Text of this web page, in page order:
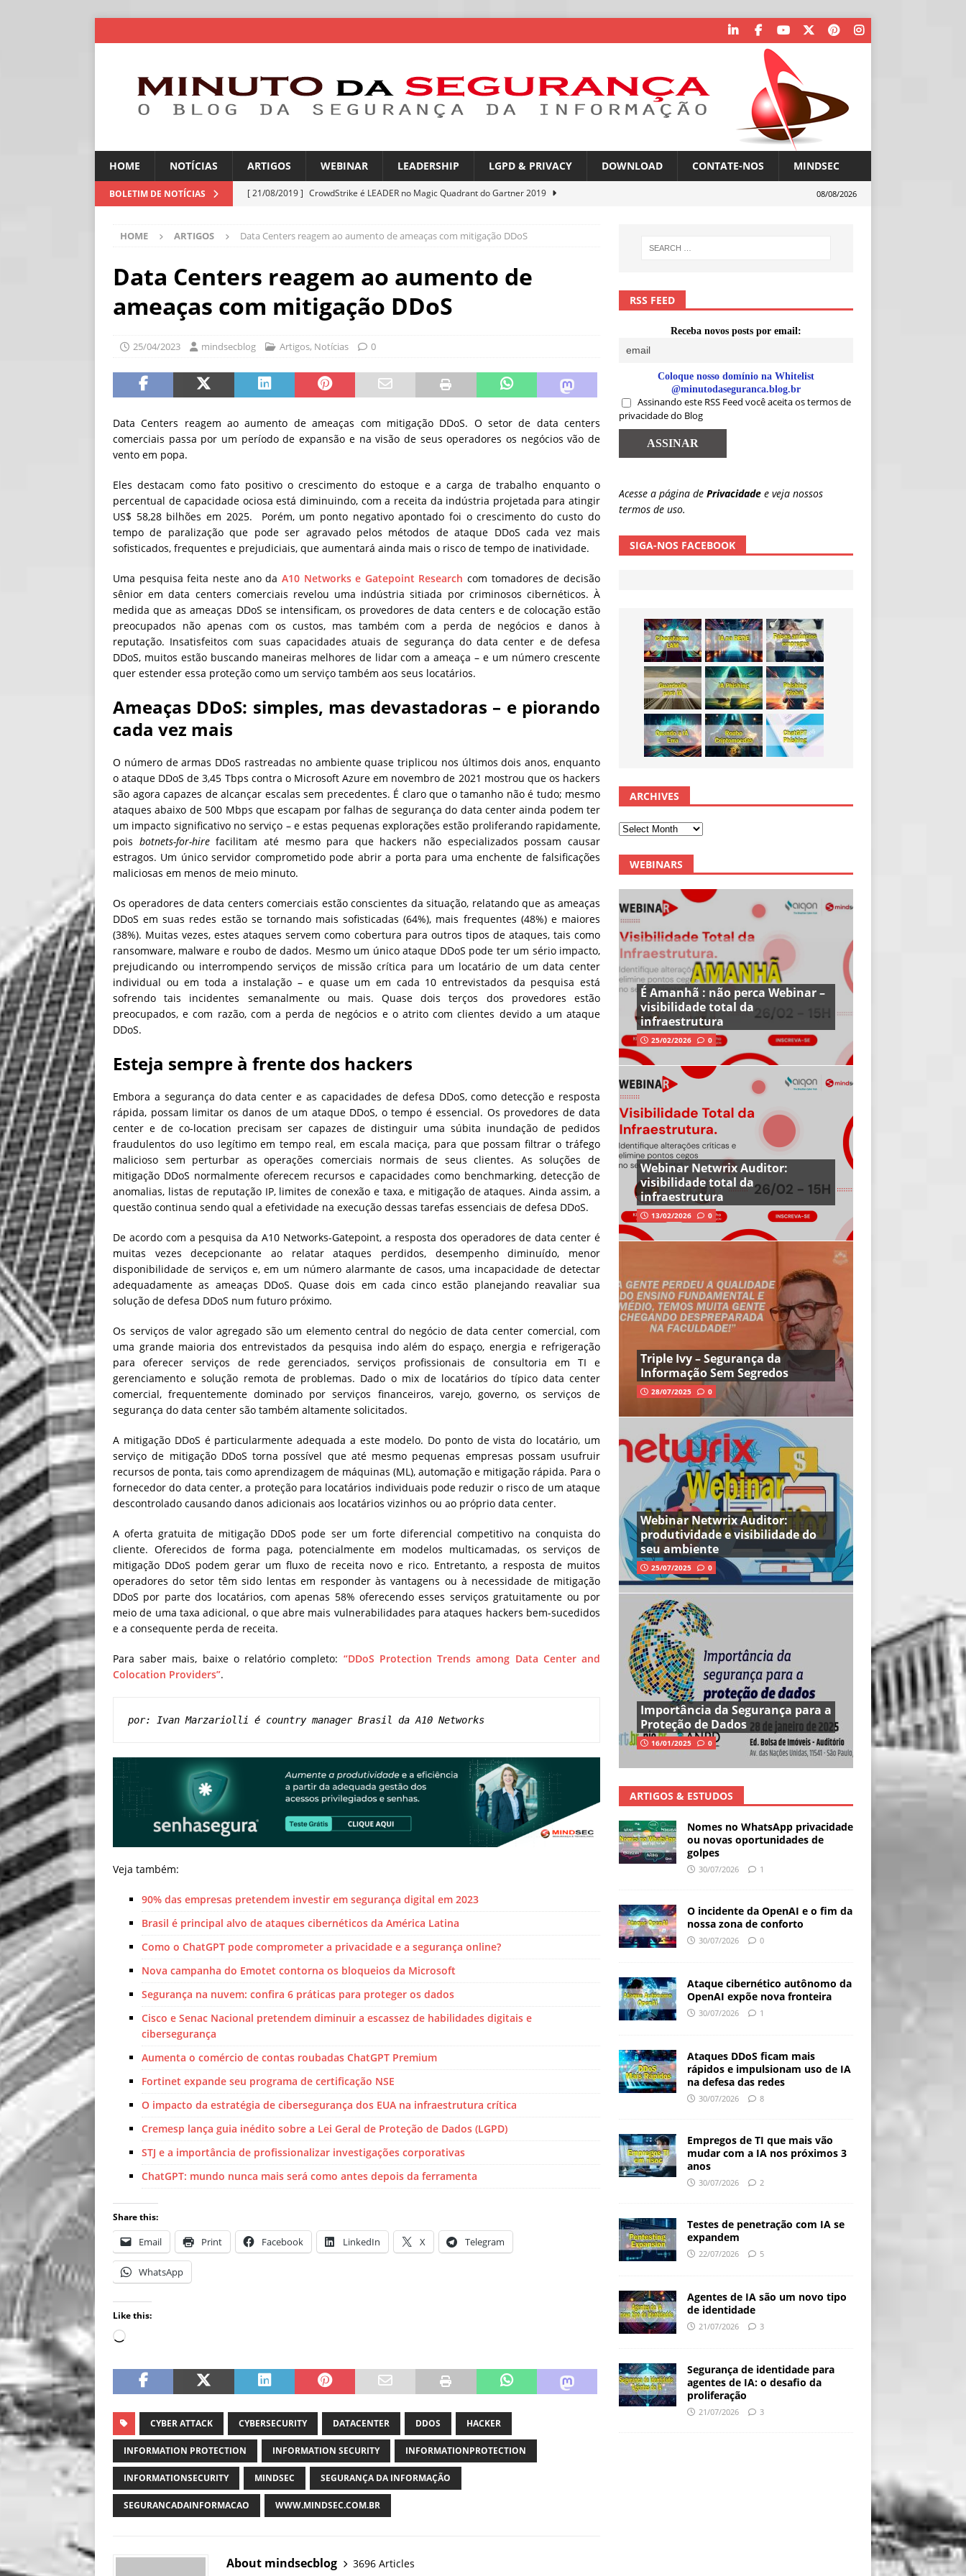
HOME NOTÍCIAS ARTIGOS WEBINAR LEADERSHIP LGPD & PRIVACY DOWNLOAD CONTATE-NOS MINDSEC
BOLETIM DE NOTÍCIAS [ 21/08/2019 ] CrowdStrike é LEADER no Magic Quadrant do Gartner 2019
[ 06/08/2026 ] América Latina é a segunda região mais exposta a ciberameaças
IA amplia desafio de segurança e governança nas redes corporativas
NOTÍCIAS
[ 06/08/2026 ]
[ 06/08/2026 ]
Sem guardrails, a autonomia da IA se torna um risco
NOTÍCIAS
08/08/2026
HOME ARTIGOS Data Centers reagem ao aumento de ameaças com mitigação DDoS
Data Centers reagem ao aumento de
ameaças com mitigação DDoS
25/04/2023 mindsecblog Artigos, Notícias 0
Data Centers reagem ao aumento de ameaças com mitigação DDoS. O setor de data centers
comerciais passa por um período de expansão e na visão de seus operadores os negócios vão de
vento em popa.
Eles destacam como fato positivo o crescimento do estoque e a carga de trabalho enquanto o
percentual de capacidade ociosa está diminuindo, com a receita da indústria projetada para atingir
US$ 58,28 bilhões em 2025. Porém, um ponto negativo apontado foi o crescimento do custo do
tempo de paralização que pode ser agravado pelos métodos de ataque DDoS cada vez mais
sofisticados, frequentes e prejudiciais, que aumentará ainda mais o risco de tempo de inatividade.
Uma pesquisa feita neste ano da A10 Networks e Gatepoint Research com tomadores de decisão
sênior em data centers comerciais revelou uma indústria sitiada por criminosos cibernéticos. À
medida que as ameaças DDoS se intensificam, os provedores de data centers e de colocação estão
preocupados não apenas com os custos, mas também com a perda de negócios e danos à
reputação. Insatisfeitos com suas capacidades atuais de segurança do data center e de defesa
DDoS, muitos estão buscando maneiras melhores de lidar com a ameaça – e um número crescente
quer estender essa proteção como um serviço também aos seus locatários.
Ameaças DDoS: simples, mas devastadoras – e piorando
cada vez mais
O número de armas DDoS rastreadas no ambiente quase triplicou nos últimos dois anos, enquanto
o ataque DDoS de 3,45 Tbps contra o Microsoft Azure em novembro de 2021 mostrou que os hackers
são agora capazes de alcançar escalas sem precedentes. É claro que o tamanho não é tudo; mesmo
ataques abaixo de 500 Mbps que escapam por falhas de segurança do data center ainda podem ter
um impacto significativo no serviço – e estas pequenas explorações estão proliferando rapidamente,
pois botnets-for-hirefacilitam até mesmo para que hackers não especializados possam causar
estragos. Um único servidor comprometido pode abrir a porta para uma enchente de falsificações
maliciosas em menos de meio minuto.
Os operadores de data centers comerciais estão conscientes da situação, relatando que as ameaças
DDoS em suas redes estão se tornando mais sofisticadas (64%), mais frequentes (48%) e maiores
(38%). Muitas vezes, estes ataques servem como cobertura para outros tipos de ataques, tais como
ransomware, malware e roubo de dados. Mesmo um único ataque DDoS pode ter um sério impacto,
prejudicando ou interrompendo serviços de missão crítica para um locatário de um data center
individual ou em toda a instalação – e quase um em cada 10 entrevistados da pesquisa está
sofrendo tais incidentes semanalmente ou mais. Quase dois terços dos provedores estão
preocupados, e com razão, com a perda de negócios e o atrito com clientes devido a um ataque
DDoS.
Esteja sempre à frente dos hackers
Embora a segurança do data center e as capacidades de defesa DDoS, como detecção e resposta
rápida, possam limitar os danos de um ataque DDoS, o tempo é essencial. Os provedores de data
center e de co-location precisam ser capazes de distinguir uma súbita inundação de pedidos
fraudulentos do uso legítimo em tempo real, em escala maciça, para que possam filtrar o tráfego
malicioso sem perturbar as operações comerciais normais de seus clientes. As soluções de
mitigação DDoS normalmente oferecem recursos e capacidades como benchmarking, detecção de
anomalias, listas de reputação IP, limites de conexão e taxa, e mitigação de ataques. Ainda assim, a
questão continua sendo qual a efetividade na execução dessas tarefas essenciais de defesa DDoS.
De acordo com a pesquisa da A10 Networks-Gatepoint, a resposta dos operadores de data center é
muitas vezes decepcionante ao relatar ataques perdidos, desempenho diminuído, menor
disponibilidade de serviços e, em um número alarmante de casos, uma incapacidade de detectar
adequadamente as ameaças DDoS. Quase dois em cada cinco estão planejando reavaliar sua
solução de defesa DDoS num futuro próximo.
Os serviços de valor agregado são um elemento central do negócio de data center comercial, com
uma grande maioria dos entrevistados da pesquisa indo além do espaço, energia e refrigeração
para oferecer serviços de rede gerenciados, serviços profissionais de consultoria em TI e
gerenciamento e solução remota de problemas. Dado o mix de locatários do típico data center
comercial, frequentemente dominado por serviços financeiros, varejo, governo, os serviços de
segurança do data center são também altamente solicitados.
A mitigação DDoS é particularmente adequada a este modelo. Do ponto de vista do locatário, um
serviço de mitigação DDoS torna possível que até mesmo pequenas empresas possam usufruir
recursos de ponta, tais como aprendizagem de máquinas (ML), automação e mitigação rápida. Para o
fornecedor do data center, a proteção para locatários individuais pode reduzir o risco de um ataque
descontrolado causando danos adicionais aos locatários vizinhos ou ao próprio data center.
A oferta gratuita de mitigação DDoS pode ser um forte diferencial competitivo na conquista do
cliente. Oferecidos de forma paga, potencialmente em modelos multicamadas, os serviços de
mitigação DDoS podem gerar um fluxo de receita novo e rico. Entretanto, a resposta de muitos
operadores do setor têm sido lentas em responder às vantagens ou à necessidade de mitigação
DDoS por parte dos locatários, com apenas 58% oferecendo esses serviços gratuitamente ou por
meio de uma taxa adicional, o que abre mais vulnerabilidades para ataques hackers bem-sucedidos
e a consequente perda de receita.
Para saber mais, baixe o relatório completo: “DDoS Protection Trends among Data Center and
Colocation Providers”.
por: Ivan Marzariolli é country manager Brasil da A10 Networks
Veja também:
90% das empresas pretendem investir em segurança digital em 2023
Brasil é principal alvo de ataques cibernéticos da América Latina
Como o ChatGPT pode comprometer a privacidade e a segurança online?
Nova campanha do Emotet contorna os bloqueios da Microsoft
Segurança na nuvem: confira 6 práticas para proteger os dados
Cisco e Senac Nacional pretendem diminuir a escassez de habilidades digitais e
cibersegurança
Aumenta o comércio de contas roubadas ChatGPT Premium
Fortinet expande seu programa de certificação NSE
O impacto da estratégia de cibersegurança dos EUA na infraestrutura crítica
Cremesp lança guia inédito sobre a Lei Geral de Proteção de Dados (LGPD)
STJ e a importância de profissionalizar investigações corporativas
ChatGPT: mundo nunca mais será como antes depois da ferramenta
Share this:
Email Print Facebook LinkedIn X Telegram
WhatsApp
Like this:
CYBER ATTACK CYBERSECURITY DATACENTER DDOS HACKER
INFORMATION PROTECTION INFORMATION SECURITY INFORMATIONPROTECTION
INFORMATIONSECURITY MINDSEC SEGURANÇA DA INFORMAÇÃO
SEGURANCADAINFORMACAO WWW.MINDSEC.COM.BR
About mindsecblog 3696 Articles
RSS FEED
Receba novos posts por email:
Coloque nosso domínio na Whitelist
@minutodaseguranca.blog.br
Assinando este RSS Feed você aceita os termos de
privacidade do Blog
Acesse a página de Privacidade e veja nossos
termos de uso.
SIGA-NOS FACEBOOK
ARCHIVES
WEBINARS
É Amanhã : não perca Webinar –
visibilidade total da
infraestrutura
25/02/2026 0
Webinar Netwrix Auditor:
visibilidade total da
infraestrutura
13/02/2026 0
Triple Ivy – Segurança da
Informação Sem Segredos
28/07/2025 0
Webinar Netwrix Auditor:
produtividade e visibilidade do
seu ambiente
25/07/2025 0
Importância da Segurança para a
Proteção de Dados
16/01/2025 0
ARTIGOS & ESTUDOS
Nomes no WhatsApp privacidade
ou novas oportunidades de
golpes
30/07/2026 1
O incidente da OpenAI e o fim da
nossa zona de conforto
30/07/2026 0
Ataque cibernético autônomo da
OpenAI expõe nova fronteira
30/07/2026 1
Ataques DDoS ficam mais
rápidos e impulsionam uso de IA
na defesa das redes
30/07/2026 8
Empregos de TI que mais vão
mudar com a IA nos próximos 3
anos
30/07/2026 2
Testes de penetração com IA se
expandem
22/07/2026 5
Agentes de IA são um novo tipo
de identidade
21/07/2026 3
Segurança de identidade para
agentes de IA: o desafio da
proliferação
21/07/2026 3